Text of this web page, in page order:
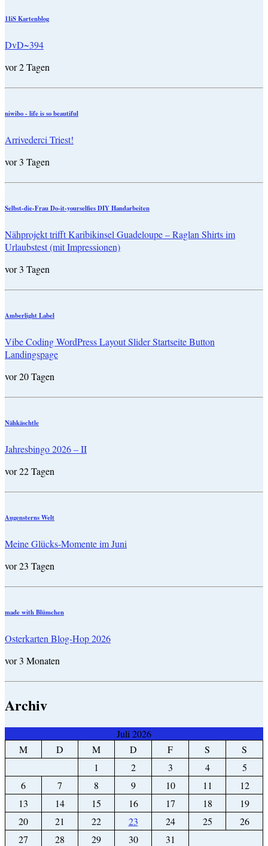
11iS Kartenblog
DvD~394
vor 2 Tagen
niwibo - life is so beautiful
Arrivederci Triest!
vor 3 Tagen
Selbst-die-Frau Do-it-yourselfies DIY Handarbeiten
Nähprojekt trifft Karibikinsel Guadeloupe – Raglan Shirts im
Urlaubstest (mit Impressionen)
vor 3 Tagen
Amberlight Label
Vibe Coding WordPress Layout Slider Startseite Button
Landingspage
vor 20 Tagen
Nähkäschtle
Jahresbingo 2026 – II
vor 22 Tagen
Augensterns Welt
Meine Glücks-Momente im Juni
vor 23 Tagen
made with Blümchen
Osterkarten Blog-Hop 2026
vor 3 Monaten
Archiv
Juli 2026
M
D M D F S
S
1
2 3 4
5
6
7 8 9 10 11
12
13
14 15 16 17 18
19
20
21 22 23 24 25
26
27
28 29 30
31